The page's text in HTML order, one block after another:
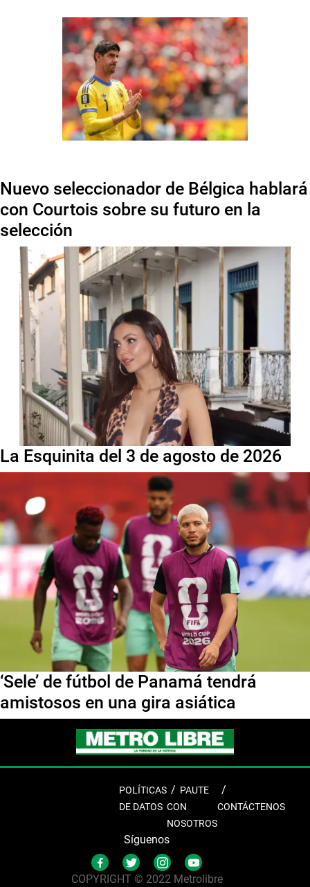
Nuevo seleccionador de Bélgica hablará
con Courtois sobre su futuro en la
selección
La Esquinita del 3 de agosto de 2026
‘Sele’ de fútbol de Panamá tendrá
amistosos en una gira asiática
POLÍTICAS
DE DATOS
PAUTE
CON
NOSOTROS
CONTÁCTENOS
Síguenos
COPYRIGHT © 2022 Metrolibre